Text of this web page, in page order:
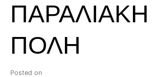
ΠΑΡΑΛΙΑΚΗ
ΠΟΛΗ
Posted on